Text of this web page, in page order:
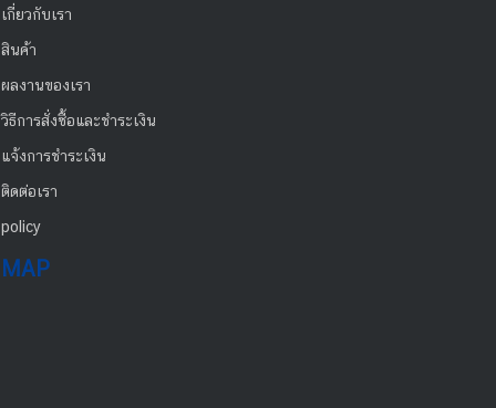
เกี่ยวกับเรา
สินค้า
ผลงานของเรา
วิธีการสั่งซื้อและชำระเงิน
แจ้งการชำระเงิน
ติดต่อเรา
policy
MAP